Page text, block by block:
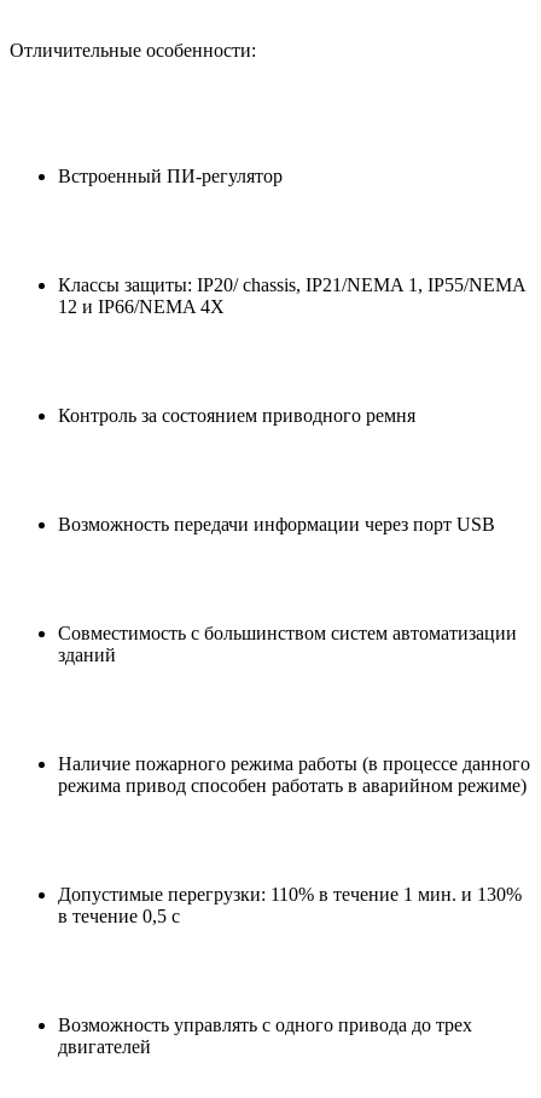
Отличительные особенности:
Встроенный ПИ-регулятор
Классы защиты: IP20/ chassis, IP21/NEMA 1, IP55/NEMA
12 и IP66/NEMA 4X
Контроль за состоянием приводного ремня
Возможность передачи информации через порт USB
Совместимость с большинством систем автоматизации
зданий
Наличие пожарного режима работы (в процессе данного
режима привод способен работать в аварийном режиме)
Допустимые перегрузки: 110% в течение 1 мин. и 130%
в течение 0,5 с
Возможность управлять с одного привода до трех
двигателей